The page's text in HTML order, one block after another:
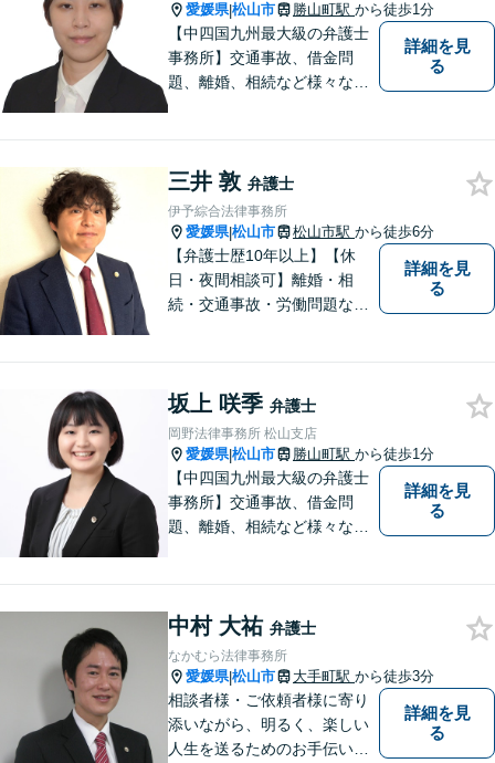
愛媛県|松山市 勝山町駅 から徒歩1分
【中四国九州最大級の弁護士
事務所】交通事故、借金問
題、離婚、相続など様々な問
い！
詳細を見
る
三井 敦 弁護士
伊予綜合法律事務所
愛媛県|松山市 松山市駅 から徒歩6分
【弁護士歴10年以上】【休
日・夜間相談可】離婚・相
続・交通事故・労働問題など
指します【オンライン相談
可】【松山市駅徒歩8分】
詳細を見
る
坂上 咲季 弁護士
岡野法律事務所 松山支店
愛媛県|松山市 勝山町駅 から徒歩1分
【中四国九州最大級の弁護士
事務所】交通事故、借金問
題、離婚、相続など様々な問
い！
詳細を見
る
中村 大祐 弁護士
なかむら法律事務所
愛媛県|松山市 大手町駅 から徒歩3分
相談者様・ご依頼者様に寄り
添いながら、明るく、楽しい
人生を送るためのお手伝いを
詳細を見
る